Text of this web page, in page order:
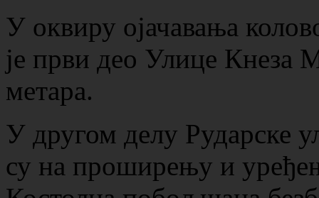
У оквиру ојачавања
је први део Улице
метара.
У другом делу Рударске
су на проширењу и